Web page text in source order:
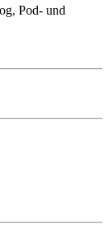
Pod- und